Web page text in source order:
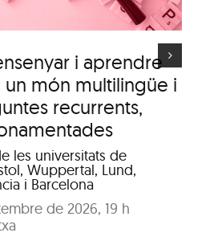
i aprendre
un món multilingüe i
recurrents,
les universitats de
Wuppertal, Lund,
i Barcelona
de 2026, 19 h